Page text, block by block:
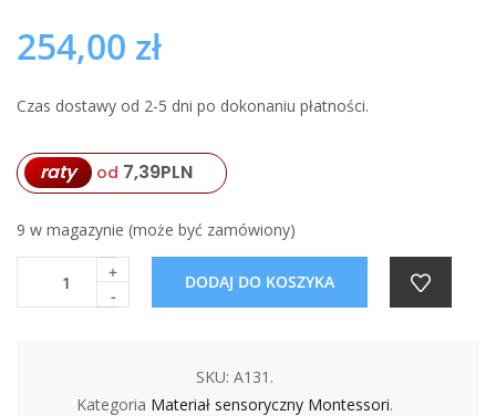
254,00 zł
Czas dostawy od 2-5 dni po dokonaniu płatności.
raty od 7,39PLN
9 w magazynie (może być zamówiony)
+
-
DODAJ DO KOSZYKA
SKU: A131 .
Kategoria Materiał sensoryczny Montessori.